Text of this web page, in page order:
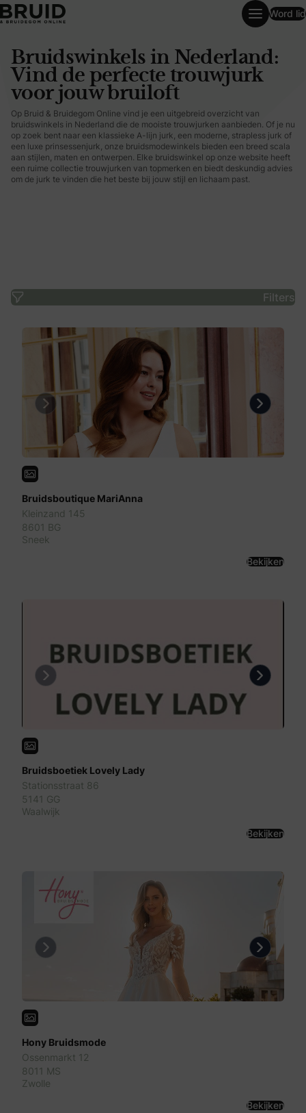
Bruidswinkels in Nederland: Vind de perfecte trouwjurk
Word lid
Bruidswinkels in Nederland:
Vind de perfecte trouwjurk
voor jouw bruiloft
Op Bruid & Bruidegom Online vind je een uitgebreid overzicht van
bruidswinkels in Nederland die de mooiste trouwjurken aanbieden. Of je nu
op zoek bent naar een klassieke A-lijn jurk, een moderne, strapless jurk of
een luxe prinsessenjurk, onze bruidsmodewinkels bieden een breed scala
aan stijlen, maten en ontwerpen. Elke bruidswinkel op onze website heeft
een ruime collectie trouwjurken van topmerken en biedt deskundig advies
om de jurk te vinden die het beste bij jouw stijl en lichaam past.
Filters
Previous Next
Bruidsboutique MariAnna
Kleinzand 145
8601 BG
Sneek
Bekijken
Previous Next
Bruidsboetiek Lovely Lady
Stationsstraat 86
5141 GG
Waalwijk
Bekijken
Previous Next
Hony Bruidsmode
Ossenmarkt 12
8011 MS
Zwolle
Bekijken